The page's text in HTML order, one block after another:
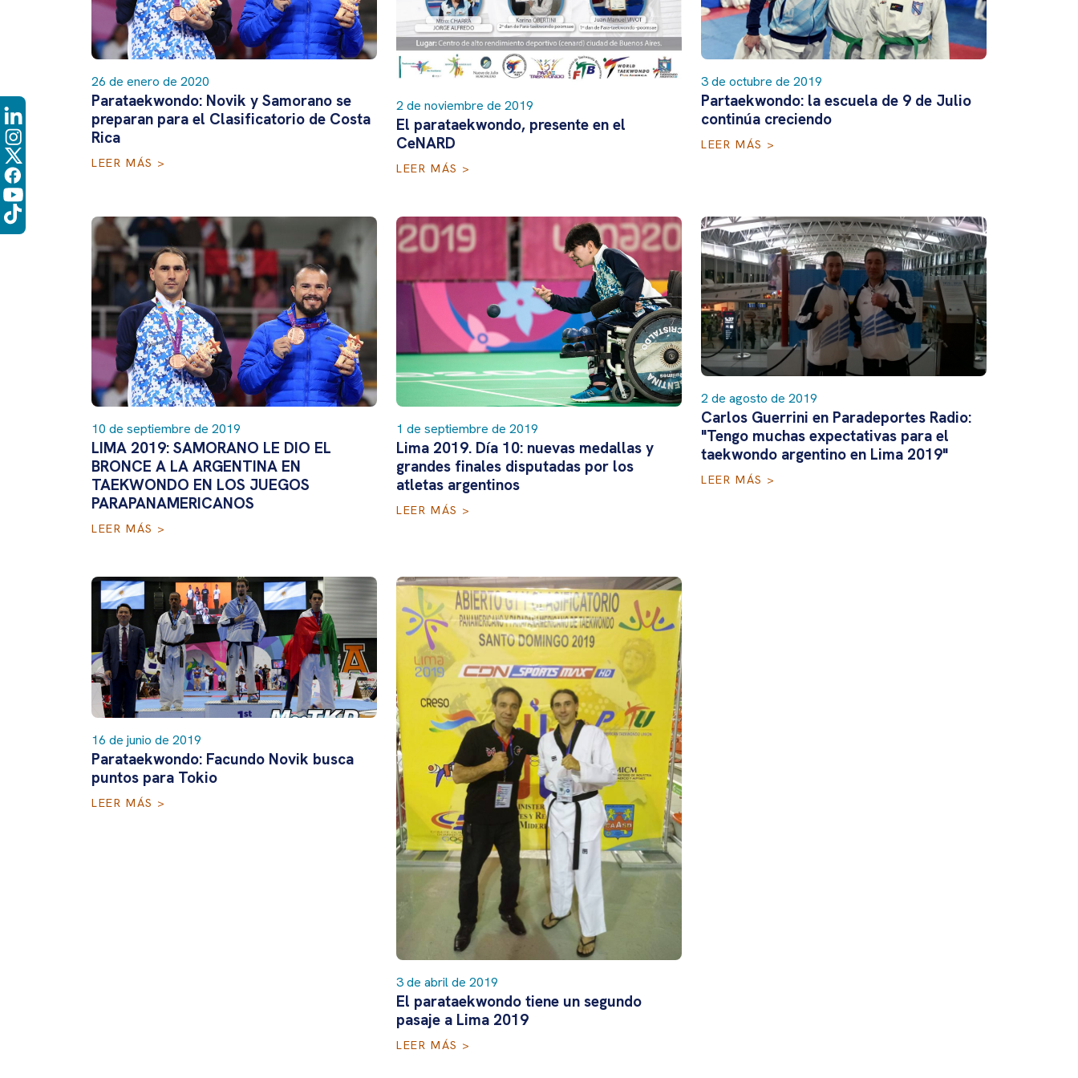
26 de enero de 2020
Parataekwondo: Novik y Samorano se
preparan para el Clasificatorio de Costa
Rica
LEER MÁS >
2 de noviembre de 2019
El parataekwondo, presente en el
CeNARD
LEER MÁS >
3 de octubre de 2019
Partaekwondo: la escuela de 9 de Julio
continúa creciendo
LEER MÁS >
10 de septiembre de 2019
LIMA 2019: SAMORANO LE DIO EL
BRONCE A LA ARGENTINA EN
TAEKWONDO EN LOS JUEGOS
PARAPANAMERICANOS
LEER MÁS >
1 de septiembre de 2019
Lima 2019. Día 10: nuevas medallas y
grandes finales disputadas por los
atletas argentinos
LEER MÁS >
2 de agosto de 2019
Carlos Guerrini en Paradeportes Radio:
"Tengo muchas expectativas para el
taekwondo argentino en Lima 2019"
LEER MÁS >
16 de junio de 2019
Parataekwondo: Facundo Novik busca
puntos para Tokio
LEER MÁS >
3 de abril de 2019
El parataekwondo tiene un segundo
pasaje a Lima 2019
LEER MÁS >